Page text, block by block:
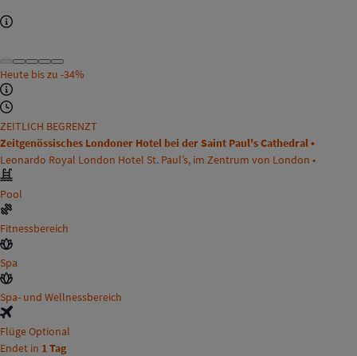
Heute bis zu -34%
ZEITLICH BEGRENZT
Zeitgenössisches Londoner Hotel bei der Saint Paul's Cathedral •
Leonardo Royal London Hotel St. Paul’s, im Zentrum von London •
Pool
Fitnessbereich
Spa
Spa- und Wellnessbereich
Flüge Optional
Endet in 1 Tag